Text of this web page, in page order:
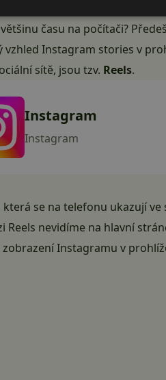
redesignoval vzhled
času na počítači?
vzhled Instagram stories v
sítě, jsou tzv. Reels.
Instagram
Instagram
která se na telefonu ukazují
Reels nevidíme na hlavní
Instagramu v